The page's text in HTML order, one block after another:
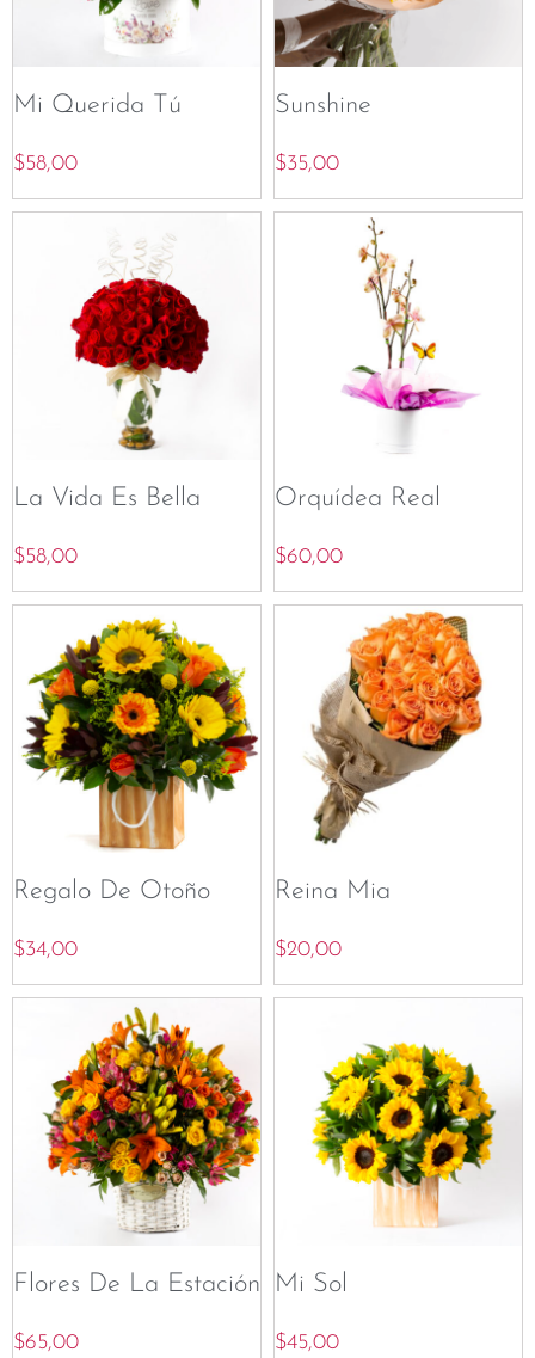
Mi Querida Tú
$58,00
Sunshine
$35,00
La Vida Es Bella
$58,00
Orquídea Real
$60,00
Regalo De Otoño
$34,00
Reina Mia
$20,00
Flores De La Estación
$65,00
Mi Sol
$45,00